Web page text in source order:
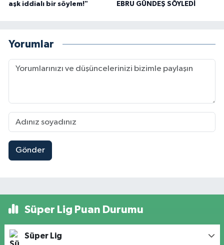
aşk iddialı bir söylem!"
EBRU GÜNDEŞ SÖYLEDİ
Yorumlar
Gönder
Süper Lig Puan Durumu
Süper Lig